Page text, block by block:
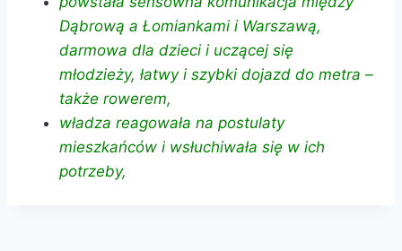
Dąbrową a Łomiankami i Warszawą,
darmowa dla dzieci i uczącej się
młodzieży, łatwy i szybki dojazd do metra –
także rowerem,
władza reagowała na postulaty
mieszkańców i wsłuchiwała się w ich
potrzeby,